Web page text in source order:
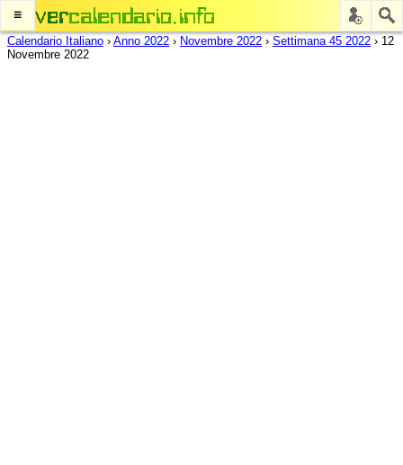
≡
Calendario Italiano › Anno 2022 › Novembre 2022 › Settimana 45 2022 › 12
Novembre 2022